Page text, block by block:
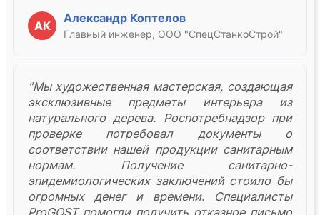
АК
Александр Коптелов
Главный инженер, ООО "СпецСтанкоСтрой"
"Мы художественная мастерская, создающая
эксклюзивные предметы интерьера из
натурального дерева. Роспотребнадзор при
проверке потребовал документы о
соответствии нашей продукции санитарным
нормам. Получение санитарно-
эпидемиологических заключений стоило бы
огромных денег и времени. Специалисты